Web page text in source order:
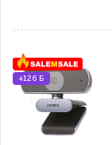
+126 Б